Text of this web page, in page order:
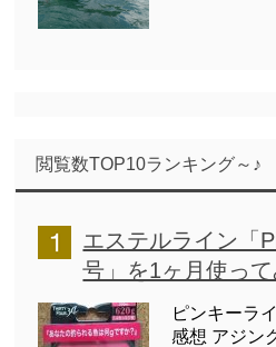
閲覧数TOP10ランキング～♪
エステルライン「
号」を1ヶ月使っ
ピンキーラ
感想 アジン